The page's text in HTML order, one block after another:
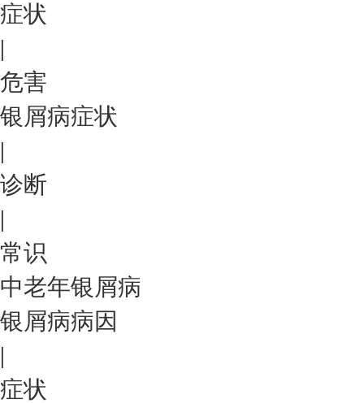
症状
|
危害
银屑病症状
|
诊断
|
常识
中老年银屑病
银屑病病因
|
症状